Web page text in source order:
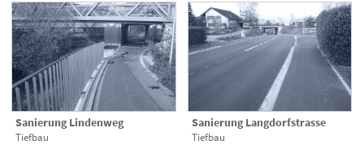
Sanierung Lindenweg
Tiefbau
Sanierung Langdorfstrasse
Tiefbau